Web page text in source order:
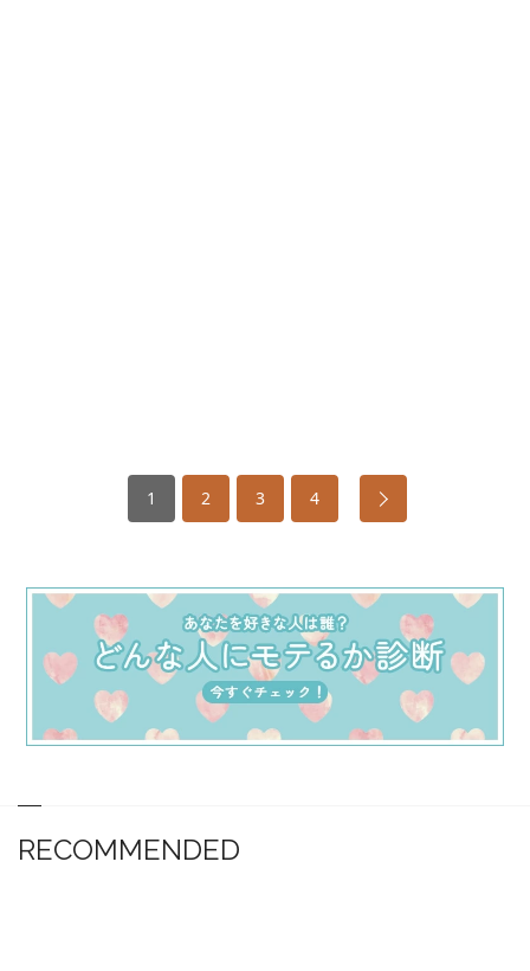
1 2 3 4
RECOMMENDED